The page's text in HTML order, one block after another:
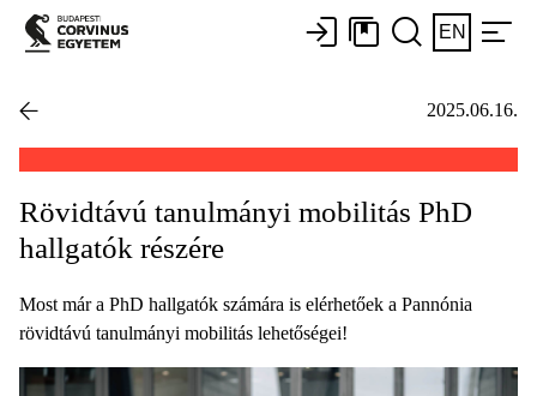
EN
2025.06.16.
Rövidtávú tanulmányi mobilitás PhD
hallgatók részére
Most már a PhD hallgatók számára is elérhetőek a Pannónia
rövidtávú tanulmányi mobilitás lehetőségei!